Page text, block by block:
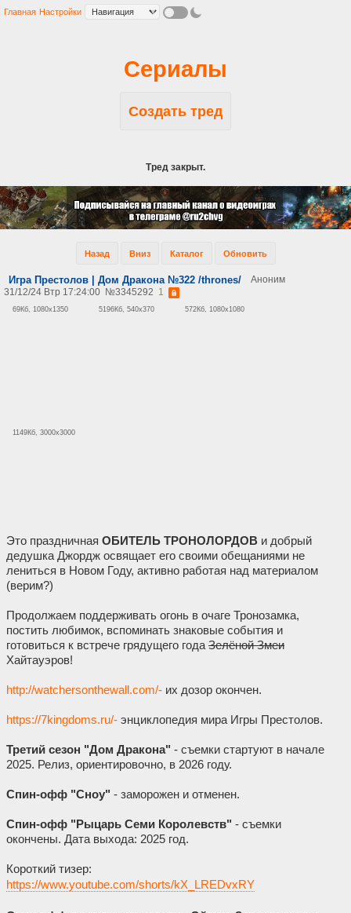
Главная Настройки
Сериалы
Создать тред
Тред закрыт.
Назад Вниз Каталог Обновить
Игра Престолов | Дом Дракона №322 /thrones/
Аноним
31/12/24 Втр 17:24:00 №3345292 1
69Кб, 1080x1350 5196Кб, 540x370 572Кб, 1080x1080
1149Кб, 3000x3000
Это праздничная ОБИТЕЛЬ ТРОНОЛОРДОВ и добрый
дедушка Джордж освящает его своими обещаниями не
лениться в Новом Году, активно работая над материалом
(верим?)
Продолжаем поддерживать огонь в очаге Тронозамка,
постить любимок, вспоминать знаковые события и
готовиться к встрече грядущего года Зелёной Змеи
Хайтауэров!
http://watchersonthewall.com/- их дозор окончен.
https://7kingdoms.ru/- энциклопедия мира Игры Престолов.
Третий сезон "Дом Дракона" - съемки стартуют в начале
2025. Релиз, ориентировочно, в 2026 году.
Спин-офф "Сноу" - заморожен и отменен.
Спин-офф "Рыцарь Семи Королевств" - съемки
окончены. Дата выхода: 2025 год.
Короткий тизер:
https://www.youtube.com/shorts/kX_LREDvxRY